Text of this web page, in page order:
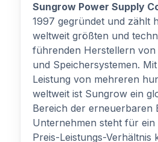
Sungrow Power Supply
1997 gegründet und zählt
weltweit größten und
führenden Herstellern von
und Speichersystemen.
Leistung von mehreren
weltweit ist Sungrow ein
Bereich der erneuerbaren
Unternehmen steht für
Preis-Leistungs-Verhältnis